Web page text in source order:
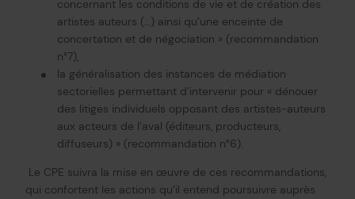
concernant les conditions de vie et de création des
artistes auteurs (…) ainsi qu’une enceinte de
concertation et de négociation » (recommandation
n°7),
la généralisation des instances de médiation
sectorielles permettant d’intervenir pour « dénouer
des litiges individuels opposant des artistes-auteurs
aux acteurs de l’aval (éditeurs, producteurs,
diffuseurs) » (recommandation n°6).
Le CPE suivra la mise en œuvre de ces recommandations,
qui confortent les actions qu’il entend poursuivre auprès